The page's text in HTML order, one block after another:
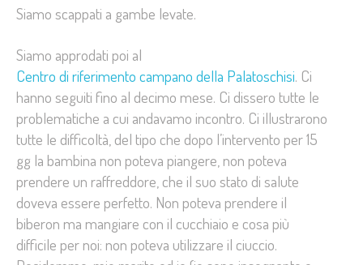
Siamo scappati a gambe levate.
Siamo approdati poi al
Centro di riferimento campano della Palatoschisi. Ci
hanno seguiti fino al decimo mese. Ci dissero tutte le
problematiche a cui andavamo incontro. Ci illustrarono
tutte le difficoltà, del tipo che dopo l’intervento per 15
gg la bambina non poteva piangere, non poteva
prendere un raffreddore, che il suo stato di salute
doveva essere perfetto. Non poteva prendere il
biberon ma mangiare con il cucchiaio e cosa più
difficile per noi: non poteva utilizzare il ciuccio.